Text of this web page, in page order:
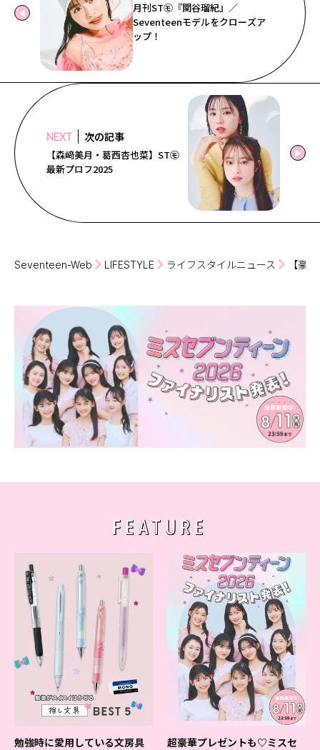
月刊ST㋲『関谷瑠紀』／
Seventeenモデルをクローズア
ップ！
NEXT 次の記事
【森﨑美月・葛西杏也菜】ST㋲
最新プロフ2025
Seventeen-Web LIFESTYLE ライフスタイルニュース 【豪
FEATURE
勉強時に愛用している文房具 超豪華プレゼントも♡ミスセ